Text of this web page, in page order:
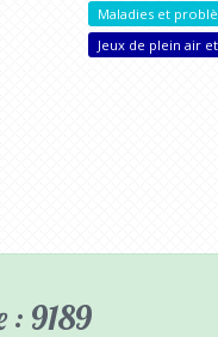
Maladies et
Jeux de plein air
: 9189